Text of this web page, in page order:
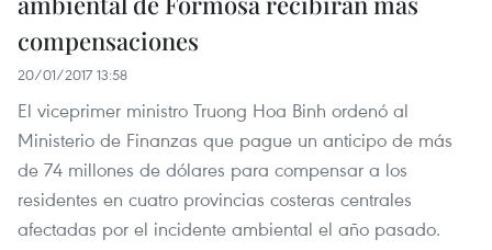
compensaciones
20/01/2017 13:58
El viceprimer ministro Truong Hoa Binh ordenó al
Ministerio de Finanzas que pague un anticipo de más
de 74 millones de dólares para compensar a los
residentes en cuatro provincias costeras centrales
afectadas por el incidente ambiental el año pasado.